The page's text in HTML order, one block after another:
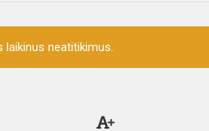
neatitikimus.